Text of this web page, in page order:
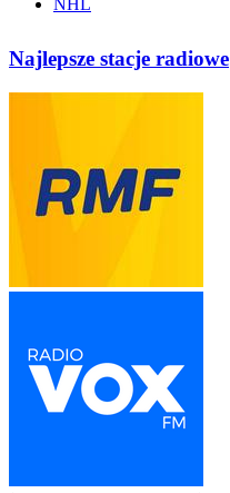
NHL
Najlepsze stacje radiowe